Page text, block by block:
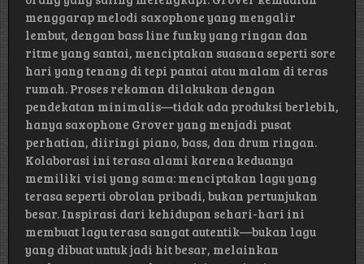
menggarap melodi saxophone yang mengalir
lembut, dengan bass line funky yang ringan dan
ritme yang santai, menciptakan suasana seperti sore
hari yang tenang di tepi pantai atau malam di teras
rumah. Proses rekaman dilakukan dengan
pendekatan minimalis—tidak ada produksi berlebih,
hanya saxophone Grover yang menjadi pusat
perhatian, diiringi piano, bass, dan drum ringan.
Kolaborasi ini terasa alami karena keduanya
memiliki visi yang sama: menciptakan lagu yang
terasa seperti obrolan pribadi, bukan pertunjukan
besar. Inspirasi dari kehidupan sehari-hari ini
membuat lagu terasa sangat autentik—bukan lagu
yang dibuat untuk jadi hit besar, melainkan